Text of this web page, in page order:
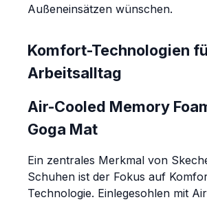
Außeneinsätzen wünschen.
Komfort-Technologien
Arbeitsalltag
Air-Cooled Memory
Goga Mat
Ein zentrales Merkmal von
Schuhen ist der Fokus auf
Technologie. Einlegesohlen mit